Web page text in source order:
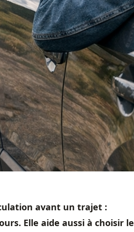
avant un trajet :
Elle aide aussi à choisir le